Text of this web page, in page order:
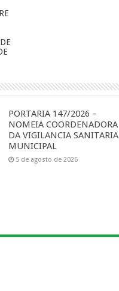
PORTARIA 147/2026 –
NOMEIA COORDENADORA
DA VIGILANCIA SANITARIA
MUNICIPAL
5 de agosto de 2026